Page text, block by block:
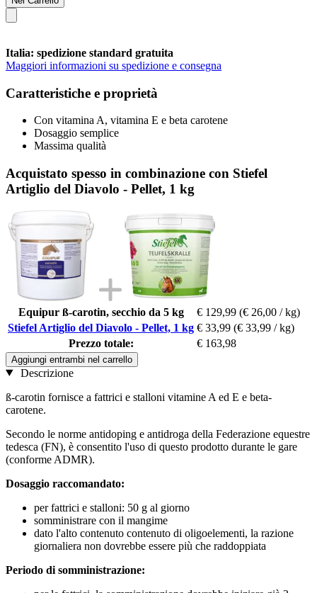
Italia: spedizione standard gratuita
Maggiori informazioni su spedizione e consegna
Caratteristiche e proprietà
Con vitamina A, vitamina E e beta carotene
Dosaggio semplice
Massima qualità
Acquistato spesso in combinazione con Stiefel
Artiglio del Diavolo - Pellet, 1 kg
Equipur ß-carotin, secchio da 5 kg € 129,99 (€ 26,00 / kg)
Stiefel Artiglio del Diavolo - Pellet, 1 kg € 33,99 (€ 33,99 / kg)
Prezzo totale:
€ 163,98
Aggiungi entrambi nel carrello
Descrizione
ß-carotin fornisce a fattrici e stalloni vitamine A ed E e beta-
carotene.
Secondo le norme antidoping e antidroga della Federazione equestre
tedesca (FN), è consentito l'uso di questo prodotto durante le gare
(conforme ADMR).
Dosaggio raccomandato:
per fattrici e stalloni: 50 g al giorno
somministrare con il mangime
dato l'alto contenuto contenuto di oligoelementi, la razione
giornaliera non dovrebbe essere più che raddoppiata
Periodo di somministrazione: